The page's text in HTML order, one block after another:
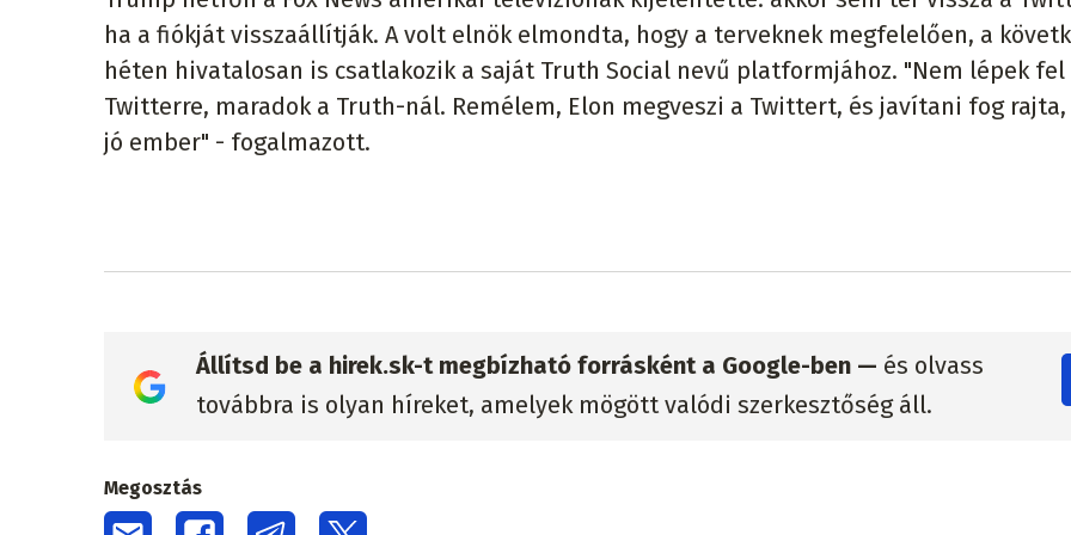
ha a fiókját visszaállítják. A volt elnök elmondta, hogy a terveknek megfelelően, a
héten hivatalosan is csatlakozik a saját Truth Social nevű platformjához. "Nem lépek fel
Twitterre, maradok a Truth-nál. Remélem, Elon megveszi a Twittert, és javítani fog rajta,
jó ember" - fogalmazott.
Állítsd be a hirek.sk-t megbízható forrásként a Google-ben — és olvass
továbbra is olyan híreket, amelyek mögött valódi szerkesztőség áll.
Megosztás